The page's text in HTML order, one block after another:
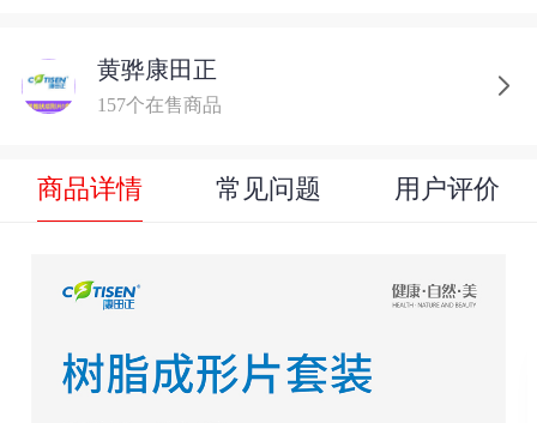
黄骅康田正
157个在售商品
商品详情 常见问题 用户评价